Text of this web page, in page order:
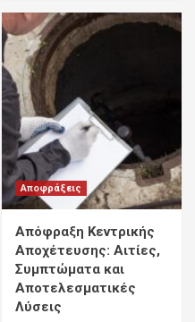
Αποφράξεις
Απόφραξη Κεντρικής
Αποχέτευσης: Αιτίες,
Συμπτώματα και
Αποτελεσματικές
Λύσεις